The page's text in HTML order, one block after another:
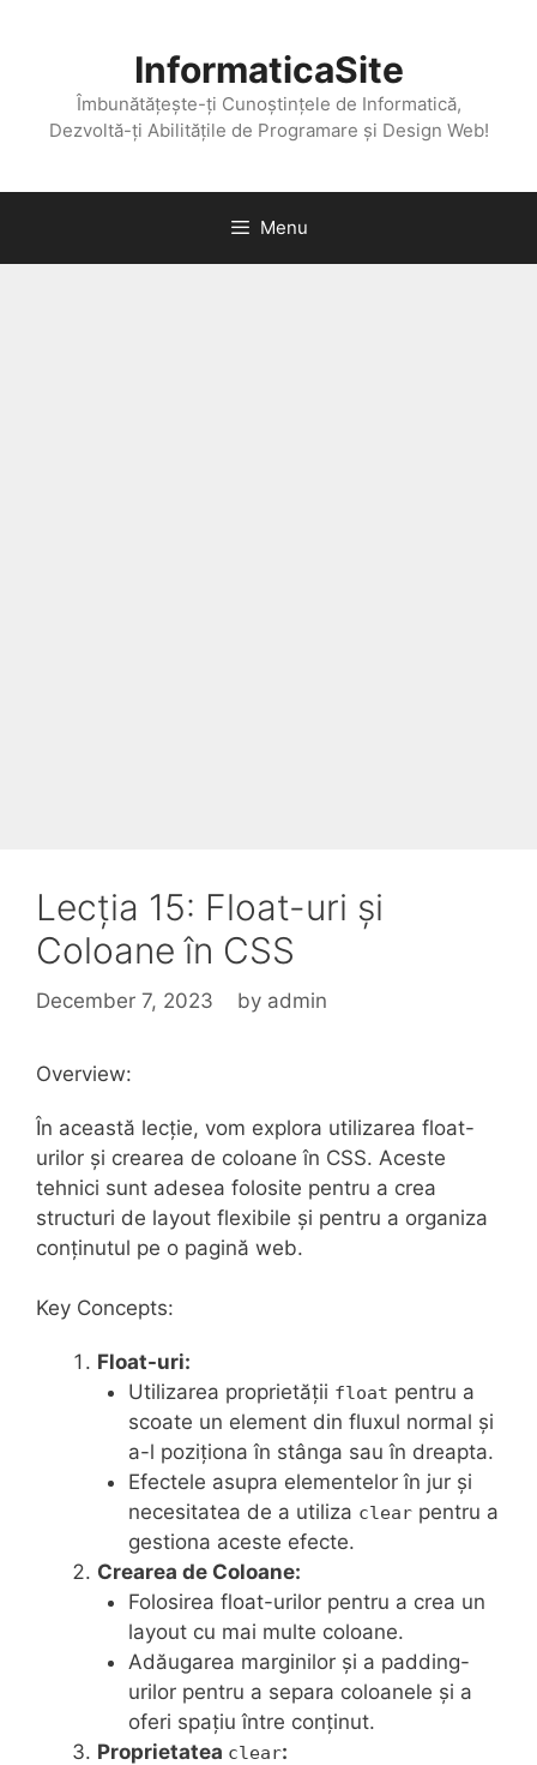
InformaticaSite
Îmbunătățește-ți Cunoștințele de Informatică,
Dezvoltă-ți Abilitățile de Programare și Design Web!
Menu
Lecția 15: Float-uri și
Coloane în CSS
December 7, 2023 by admin
Overview:
În această lecție, vom explora utilizarea float-
urilor și crearea de coloane în CSS. Aceste
tehnici sunt adesea folosite pentru a crea
structuri de layout flexibile și pentru a organiza
conținutul pe o pagină web.
Key Concepts:
Float-uri:
Utilizarea proprietății float pentru a
scoate un element din fluxul normal și
a-l poziționa în stânga sau în dreapta.
Efectele asupra elementelor în jur și
necesitatea de a utiliza clearpentru a
gestiona aceste efecte.
Crearea de Coloane:
Folosirea float-urilor pentru a crea un
layout cu mai multe coloane.
Adăugarea marginilor și a padding-
urilor pentru a separa coloanele și a
oferi spațiu între conținut.
Proprietatea clear: